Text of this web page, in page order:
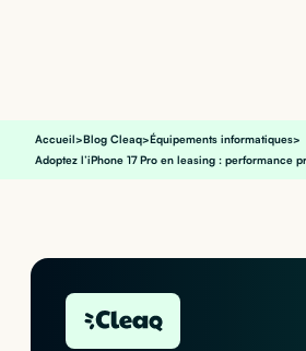
Accueil>Blog Cleaq>Équipements informatiques>
Adoptez l’iPhone 17 Pro en leasing : performance